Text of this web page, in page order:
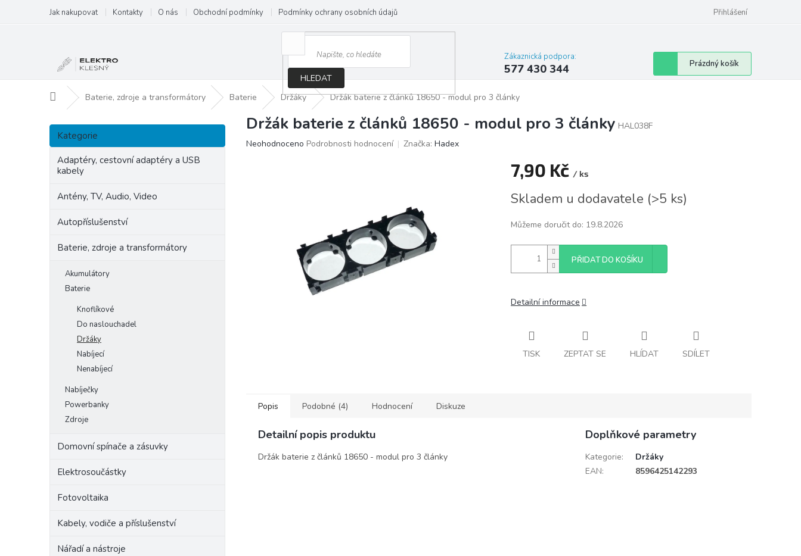
obsah
Jak nakupovat Kontakty O nás Obchodní podmínky Podmínky ochrany osobních údajů Přihlášení
HLEDAT
Zákaznická podpora:
577 430 344
Nákupní
košík
Prázdný košík
Domů Baterie, zdroje a transformátory Baterie Držáky Držák baterie z článků 18650 - modul pro 3 články
P
s
Přeskočit
kategorie
Kategorie
Adaptéry, cestovní adaptéry a USB
kabely
Antény, TV, Audio, Video
Autopříslušenství
Baterie, zdroje a transformátory
Akumulátory
Baterie
Knoflíkové
Do naslouchadel
Držáky
Nabíjecí
Nenabíjecí
Nabíječky
Powerbanky
Zdroje
Domovní spínače a zásuvky
Elektrosoučástky
Fotovoltaika
Kabely, vodiče a příslušenství
Nářadí a nástroje
Držák baterie z článků 18650 - modul pro 3 články HAL038F
Průměrné
Neohodnoceno Podrobnosti hodnocení Značka: Hadex
7,90 Kč / ks
cena:
Skladem u dodavatele (>5 ks)
Můžeme doručit do: 19.8.2026
PŘIDAT DO KOŠÍKU
Detailní informace
TISK ZEPTAT SE HLÍDAT SDÍLET
Popis Podobné (4) Hodnocení Diskuze
Detailní popis produktu
Držák baterie z článků 18650 - modul pro 3 články
Doplňkové parametry
Kategorie:
Držáky
EAN: 8596425142293